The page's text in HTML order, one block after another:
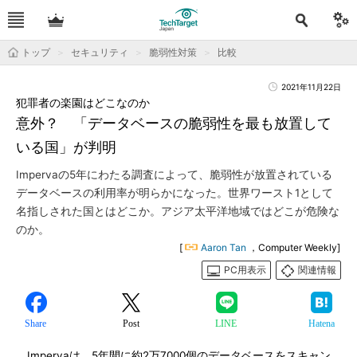
トップ セキュリティ 脆弱性対策 比較
2021年11月22日
意外？ 「データベースの脆弱性を最も放置して
いる国」が判明
犯罪者の楽園はどこなのか
Impervaの5年にわたる調査によって、脆弱性が放置されている
データベースの利用率が明らかになった。世界ワースト1として
名指しされた国とはどこか。アジア太平洋地域ではどこが危険な
のか。
[ Aaron Tan ，Computer Weekly]
PC用表示
関連情報
Share Post LINE Hatena